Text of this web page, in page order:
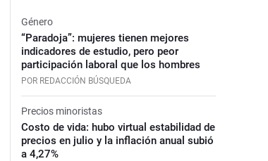
Género
“Paradoja”: mujeres tienen mejores
indicadores de estudio, pero peor
participación laboral que los hombres
POR REDACCIÓN BÚSQUEDA
Precios minoristas
Costo de vida: hubo virtual estabilidad de
precios en julio y la inflación anual subió
a 4,27%